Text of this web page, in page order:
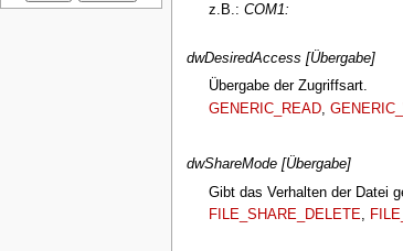
z.B.: COM1:
dwDesiredAccess [Übergabe]
Übergabe der Zugriffsart.
GENERIC_READ,
dwShareMode [Übergabe]
Gibt das Verhalten der Datei
FILE_SHARE_DELETE,